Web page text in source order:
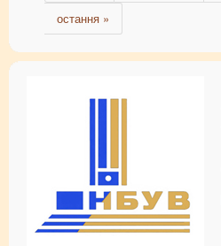
остання »